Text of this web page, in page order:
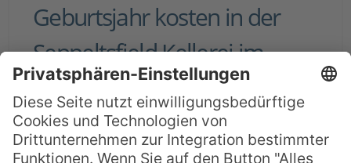
Geburtsjahr kosten in der
Seppeltsfield Kellerei im
Barossa Valley
Das Barossa Valley, im Süden Australiens
gelegen, ist als eines der weltweit besten